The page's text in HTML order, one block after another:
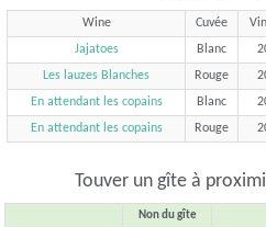
Wine Cuvée
Jajatoes
Blanc
Les lauzes Blanches
Rouge
En attendant les copains
Blanc
En attendant les copains
Rouge
Touver un gîte à
Non du gîte